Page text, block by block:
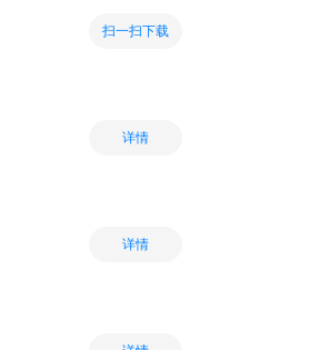
扫一扫下载
详情
详情